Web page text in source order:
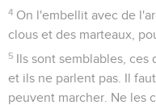
4 On l'embellit avec de
clous et des marteaux,
5 Ils sont semblables, ces
et ils ne parlent pas. Il
peuvent marcher. Ne les